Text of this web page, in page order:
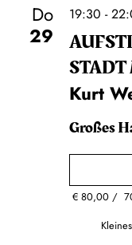
Do
29
19:30 -
Kurt
Großes
€80,00